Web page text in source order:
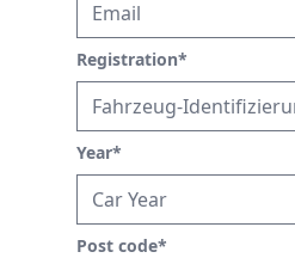
Registration*
Year*
Post code*